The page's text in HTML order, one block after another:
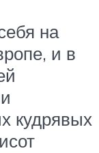
на
и в
кудрявых